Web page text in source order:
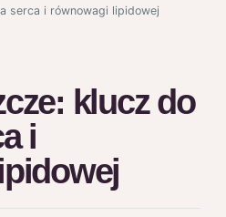
serca i równowagi lipidowej
klucz do
i